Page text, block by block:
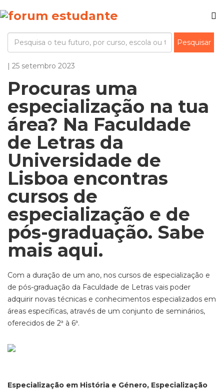
| 25 setembro 2023
Procuras uma
especialização na tua
área? Na Faculdade
de Letras da
Universidade de
Lisboa encontras
cursos de
especialização e de
pós-graduação. Sabe
mais aqui.
Com a duração de um ano, nos cursos de especialização e
de pós-graduação da Faculdade de Letras vais poder
adquirir novas técnicas e conhecimentos especializados em
áreas específicas, através de um conjunto de seminários,
oferecidos de 2ª à 6ª.
Especialização em História e Género, Especialização